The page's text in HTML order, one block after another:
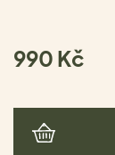
990 Kč